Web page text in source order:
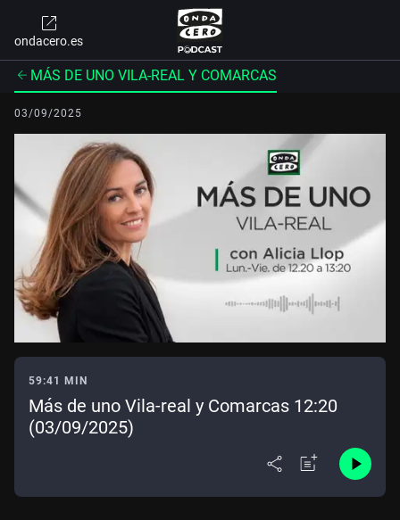
ondacero.es
MÁS DE UNO VILA-REAL Y COMARCAS
03/09/2025
59:41 MIN
Más de uno Vila-real y Comarcas 12:20
(03/09/2025)